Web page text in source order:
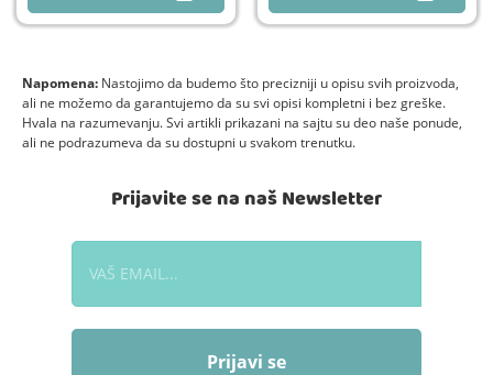
Napomena: Nastojimo da budemo što precizniji u opisu svih proizvoda,
ali ne možemo da garantujemo da su svi opisi kompletni i bez greške.
Hvala na razumevanju. Svi artikli prikazani na sajtu su deo naše ponude,
ali ne podrazumeva da su dostupni u svakom trenutku.
Prijavite se na naš Newsletter
Prijavi se